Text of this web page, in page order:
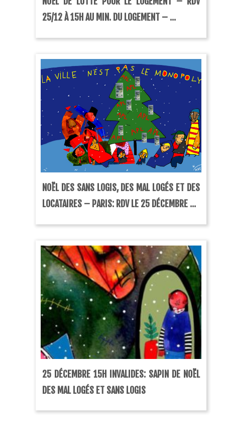
25/12 À 15H AU MIN. DU LOGEMENT – ...
NOËL DES SANS LOGIS, DES MAL LOGÉS ET DES
LOCATAIRES – PARIS: RDV LE 25 DÉCEMBRE ...
25 DÉCEMBRE 15H INVALIDES: SAPIN DE NOËL
DES MAL LOGÉS ET SANS LOGIS